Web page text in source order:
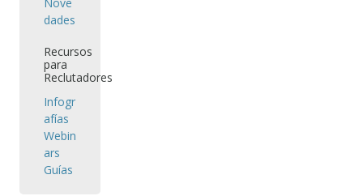
dades
Recursos
para
Reclutadores
Infogr
afías
Webin
ars
Guías